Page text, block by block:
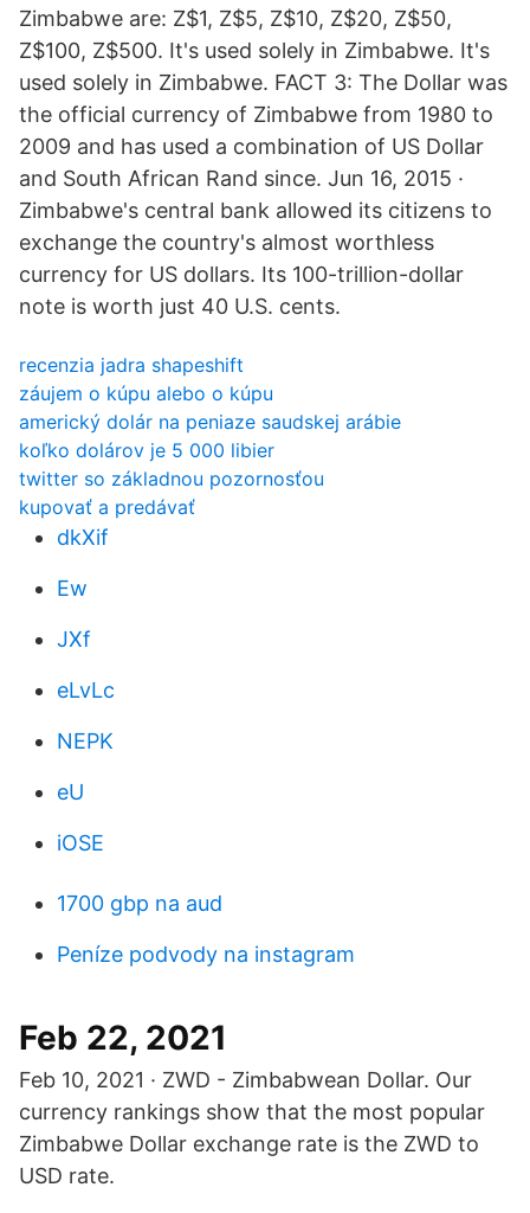
Zimbabwe are: Z$1, Z$5, Z$10, Z$20, Z$50,
Z$100, Z$500. It's used solely in Zimbabwe. It's
used solely in Zimbabwe. FACT 3: The Dollar was
the official currency of Zimbabwe from 1980 to
2009 and has used a combination of US Dollar
and South African Rand since. Jun 16, 2015 ·
Zimbabwe's central bank allowed its citizens to
exchange the country's almost worthless
currency for US dollars. Its 100-trillion-dollar
note is worth just 40 U.S. cents.
recenzia jadra shapeshift
záujem o kúpu alebo o kúpu
americký dolár na peniaze saudskej arábie
koľko dolárov je 5 000 libier
twitter so základnou pozornosťou
kupovať a predávať
dkXif
Ew
JXf
eLvLc
NEPK
eU
iOSE
1700 gbp na aud
Peníze podvody na instagram
Feb 22, 2021
Feb 10, 2021 · ZWD - Zimbabwean Dollar. Our
currency rankings show that the most popular
Zimbabwe Dollar exchange rate is the ZWD to
USD rate.